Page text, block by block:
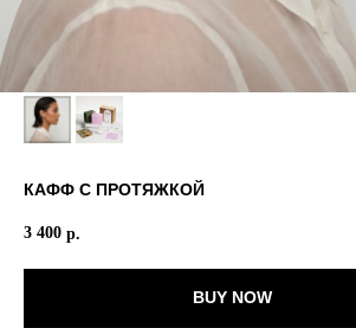
КАФФ С ПРОТЯЖКОЙ
3 400 р.
BUY NOW